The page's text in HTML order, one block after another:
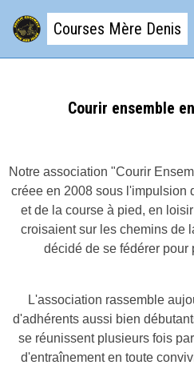
Courses Mère Denis
Courir ensemble
Notre association "Courir
créee en 2008 sous l'impulsion
et de la course à pied, en
croisaient sur les chemins de
décidé de se fédérer pour
L'association rassemble
d'adhérents aussi bien
se réunissent plusieurs fois
d'entraînement en toute